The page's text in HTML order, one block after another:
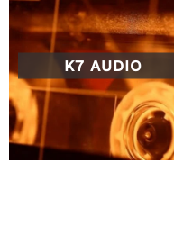
K7 AUDIO